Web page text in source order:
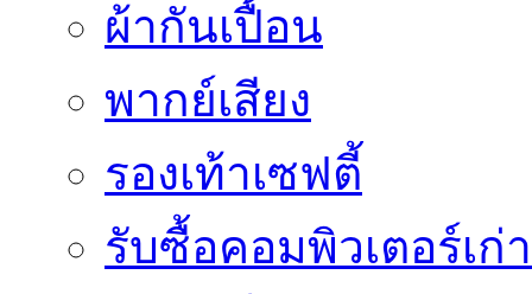
ผ้ากันเปื้อน
พากย์เสียง
รองเท้าเซฟตี้
รับซื้อคอมพิวเตอร์เก่า